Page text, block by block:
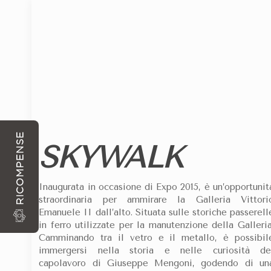
SKYWALK
Inaugurata in occasione di Expo 2015, è
straordinaria per ammirare la Galleria
Emanuele II dall’alto. Situata sulle storiche
in ferro utilizzate per la manutenzione della
Camminando tra il vetro e il metallo, è
immergersi nella storia e nelle curiosità del
capolavoro di Giuseppe Mengoni, godendo di
RICOMPENSE